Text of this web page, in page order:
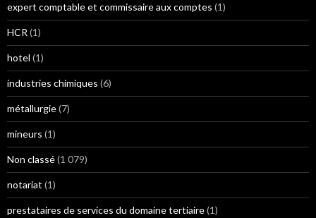
expert comptable et commissaire aux comptes (1)
HCR (1)
hotel (1)
industries chimiques (6)
métallurgie(7)
mineurs (1)
Non classé(1 079)
notariat (1)
prestataires de services du domaine tertiaire(1)